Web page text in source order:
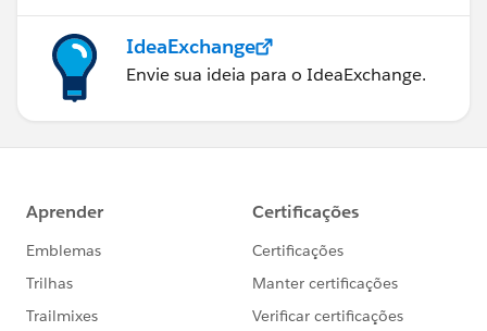
IdeaExchange
Envie sua ideia para o IdeaExchange.